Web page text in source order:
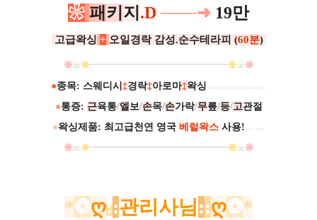
❀ 패 키 지 .D ───➜ 19만
고급왁싱 + 오일경락 감성.순수테라피 (60분).
❋∞❋━━━━━━━━━━━━━❋∞❋
●종목: 스웨디시 ‡경락‡아로마‡왁싱
●통증: 근육통/엘 보/손목/손가락/무릎/등/고관절
●왁싱제품: 최고급천연 영국 베럴왁스 사용!
❋∞❋━━━━━━━━━━━━━❋∞❋
*❂ღ::관리사님::ღ❂*